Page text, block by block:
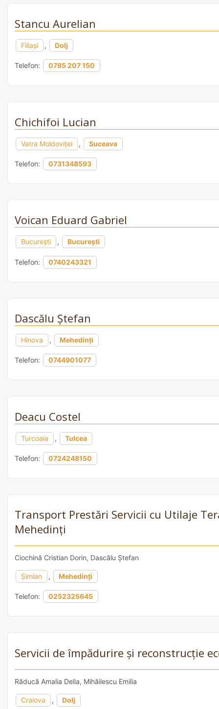
Stancu Aurelian
Filiași , Dolj
Telefon: 0785 207 150
Chichifoi Lucian
Vatra Moldoviței , Suceava
Telefon: 0731348593
Voican Eduard Gabriel
București , București
Telefon: 0740243321
Dascălu Ştefan
Hinova , Mehedinți
Telefon: 0744901077
Deacu Costel
Turcoaia , Tulcea
Telefon: 0724248150
Transport Prestări Servicii cu Utilaje
Mehedinți
Ciochină Cristian Dorin, Dascălu Ștefan
Șimian , Mehedinți
Telefon: 0252325645
Servicii de împădurire și reconstrucție
Răducă Amalia Delia, Mihăilescu Emilia
Craiova , Dolj